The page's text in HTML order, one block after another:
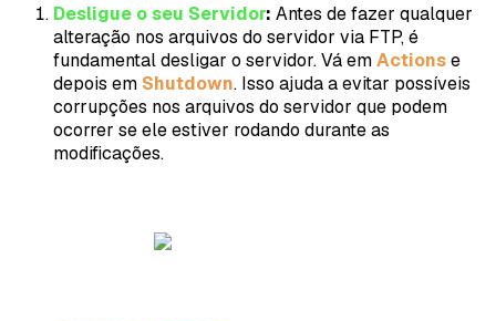
Desligue o seu Servidor: Antes de fazer qualquer
alteração nos arquivos do servidor via FTP, é
fundamental desligar o servidor. Vá emActionse
depois em Shutdown. Isso ajuda a evitar possíveis
corrupções nos arquivos do servidor que podem
ocorrer se ele estiver rodando durante as
modificações.